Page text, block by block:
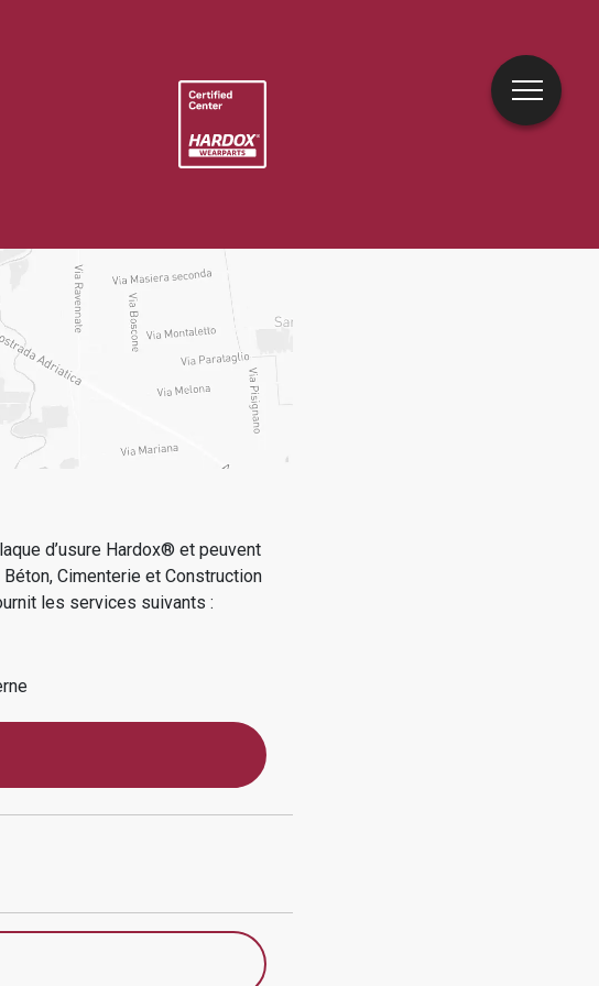
d’usure Hardox® et peuvent
Cimenterie et Construction
les services suivants :